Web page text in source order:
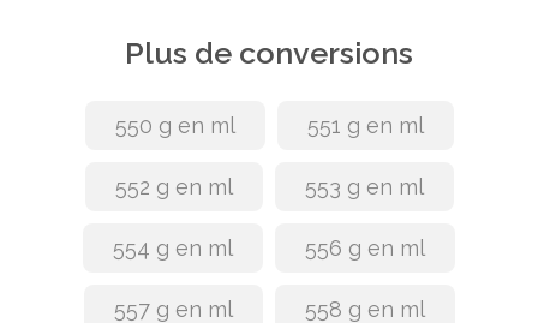
Plus de conversions
550 g en ml 551 g en ml
552 g en ml 553 g en ml
554 g en ml 556 g en ml
557 g en ml 558 g en ml